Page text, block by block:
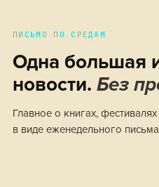
ПИСЬМО ПО СРЕДАМ
Одна большая
новости. Без
Главное о книгах,
в виде еженедельного